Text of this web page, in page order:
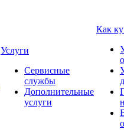
Услуги
Сервисные
службы
Дополнительные
услуги
Как